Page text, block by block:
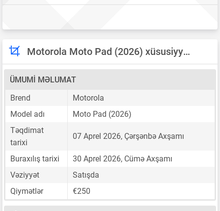
Motorola Moto Pad (2026) xüsusiyyətləri
ÜMUMI MƏLUMAT
Brend
Motorola
Model adı
Moto Pad (2026)
Təqdimat
tarixi
07 Aprel 2026, Çərşənbə Axşamı
Buraxılış tarixi
30 Aprel 2026, Cümə Axşamı
Vəziyyət
Satışda
Qiymətlər
€250